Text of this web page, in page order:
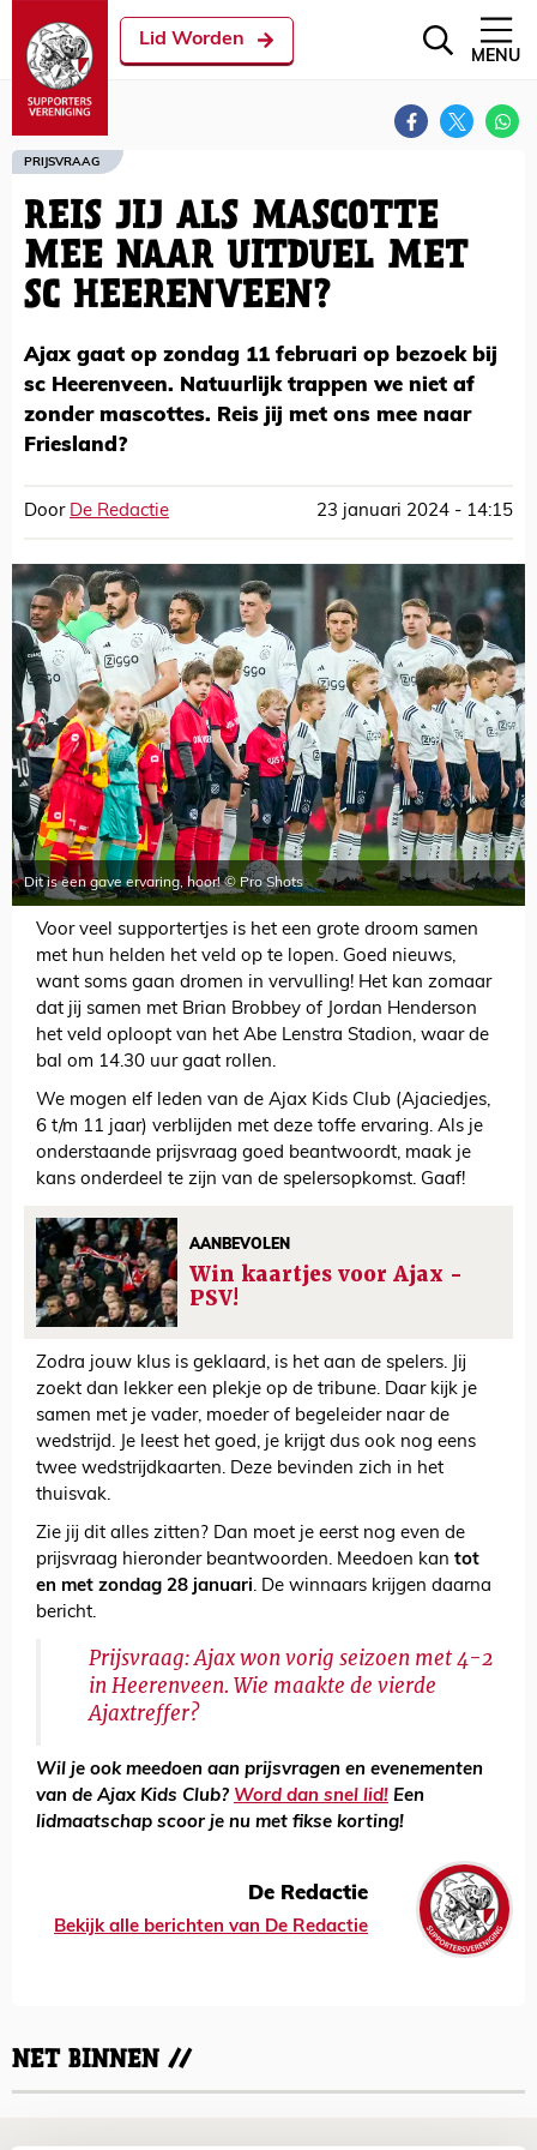
Lid Worden
MENU
PRIJSVRAAG
REIS JIJ ALS MASCOTTE
MEE NAAR UITDUEL MET
SC HEERENVEEN?
Ajax gaat op zondag 11 februari op bezoek bij
sc Heerenveen. Natuurlijk trappen we niet af
zonder mascottes. Reis jij met ons mee naar
Friesland?
Door De Redactie 23 januari 2024 - 14:15
Dit is een gave ervaring, hoor! © Pro Shots
Voor veel supportertjes is het een grote droom samen
met hun helden het veld op te lopen. Goed nieuws,
want soms gaan dromen in vervulling! Het kan zomaar
dat jij samen met Brian Brobbey of Jordan Henderson
het veld oploopt van het Abe Lenstra Stadion, waar de
bal om 14.30 uur gaat rollen.
We mogen elf leden van de Ajax Kids Club (Ajaciedjes,
6 t/m 11 jaar) verblijden met deze toffe ervaring. Als je
onderstaande prijsvraag goed beantwoordt, maak je
kans onderdeel te zijn van de spelersopkomst. Gaaf!
AANBEVOLEN
Win kaartjes voor Ajax -
PSV!
Zodra jouw klus is geklaard, is het aan de spelers. Jij
zoekt dan lekker een plekje op de tribune. Daar kijk je
samen met je vader, moeder of begeleider naar de
wedstrijd. Je leest het goed, je krijgt dus ook nog eens
twee wedstrijdkaarten. Deze bevinden zich in het
thuisvak.
Zie jij dit alles zitten? Dan moet je eerst nog even de
prijsvraag hieronder beantwoorden. Meedoen kan tot
en met zondag 28 januari. De winnaars krijgen daarna
bericht.
Prijsvraag: Ajax won vorig seizoen met 4-2
in Heerenveen. Wie maakte de vierde
Ajaxtreffer?
Wil je ook meedoen aan prijsvragen en evenementen
van de Ajax Kids Club? Word dan snel lid! Een
lidmaatschap scoor je nu met fikse korting!
De Redactie
Bekijk alle berichten van De Redactie
NET BINNEN //